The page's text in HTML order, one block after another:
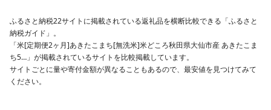
ふるさと納税22サイトに掲載されている返礼品を横断比較できる「ふるさと
納税ガイド」。
「米[定期便2ヶ月]あきたこまち[無洗米]米どころ秋田県大仙市産 あきたこま
ち5…」が掲載されているサイトを比較掲載しています。
サイトごとに量や寄付金額が異なることもあるので、最安値を見つけてみて
ください。